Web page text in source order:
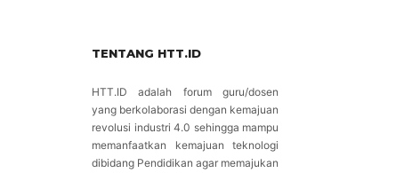
TENTANG HTT.ID
HTT.ID adalah forum guru/dosen
yang berkolaborasi dengan kemajuan
revolusi industri 4.0 sehingga mampu
memanfaatkan kemajuan teknologi
dibidang Pendidikan agar memajukan